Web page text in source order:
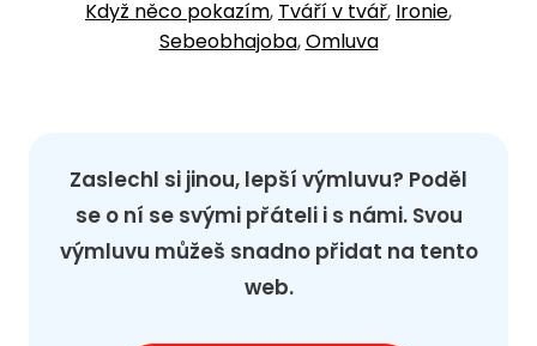
Když něco pokazím, Tváří v tvář, Ironie,
Sebeobhajoba,Omluva
Zaslechl si jinou, lepší výmluvu? Poděl
se o ní se svými přáteli i s námi. Svou
výmluvu můžeš snadno přidat na tento
web.